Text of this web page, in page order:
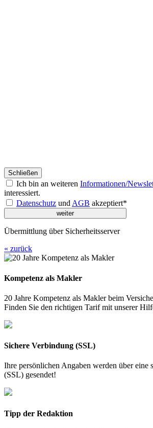
Schließen
Ich bin an weiteren Informationen/
interessiert.
Datenschutz und AGB akzeptiert*
Übermittlung über Sicherheitsserver
« zurück
Kompetenz als Makler
20 Jahre Kompetenz als Makler beim
Finden Sie den richtigen Tarif mit unserer
Sichere Verbindung (SSL)
Ihre persönlichen Angaben werden über eine
(SSL) gesendet!
Tipp der Redaktion